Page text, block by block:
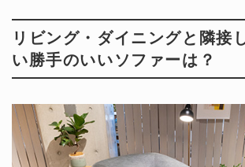
リビング・ダイニングと隣接
い勝手のいいソファーは？